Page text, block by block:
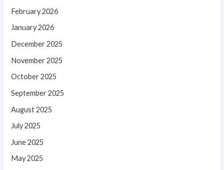
February 2026
January 2026
December 2025
November 2025
October 2025
September 2025
August 2025
July 2025
June 2025
May 2025